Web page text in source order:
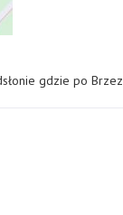
gdzie po